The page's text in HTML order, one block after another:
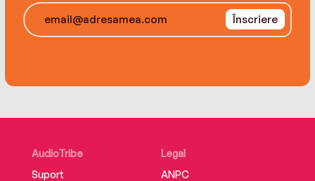
Înscriere
AudioTribe
Suport
Legal
ANPC